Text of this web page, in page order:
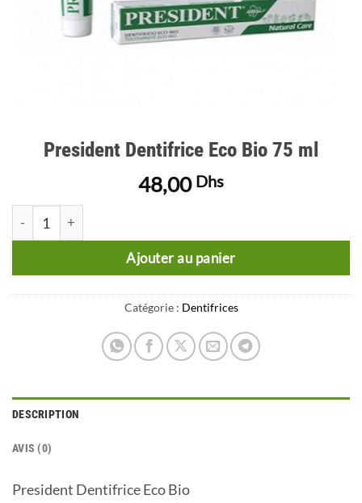
President Dentifrice Eco Bio 75 ml
48,00 Dhs
quantité de President Dentifrice Eco Bio 75 ml
Ajouter au panier
Catégorie : Dentifrices
DESCRIPTION
AVIS (0)
President Dentifrice Eco Bio